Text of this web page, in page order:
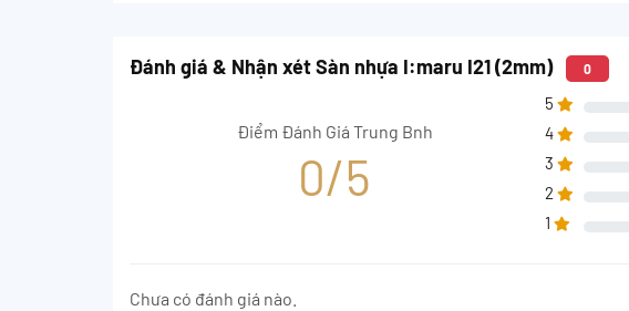
Đánh giá & Nhận xét Sàn nhựa I:maru I21 (2mm) 0
Điểm Đánh Giá Trung Bnh
0/5
5
4
3
2
1
Chưa có đánh giá nào.